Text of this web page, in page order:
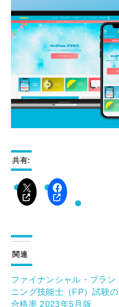
共有:
関連
ファイナンシャル・プラン
ニング技能士（FP）試験の
合格率 2023年5月版